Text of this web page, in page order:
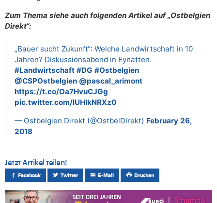
Zum Thema siehe auch folgenden Artikel auf „Ostbelgien
Direkt“:
„Bauer sucht Zukunft“: Welche Landwirtschaft in 10
Jahren? Diskussionsabend in Eynatten.
#Landwirtschaft #DG #Ostbelgien
@CSPOstbelgien @pascal_arimont
https://t.co/Oa7HvuCJGg
pic.twitter.com/IUHlkNRXz0
— Ostbelgien Direkt (@OstbelDirekt) February 26,
2018
Jetzt Artikel teilen!
Facebook Twitter E-Mail Drucken